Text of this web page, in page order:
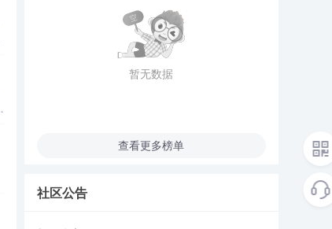
暂无数据
查看更多榜单
社区公告